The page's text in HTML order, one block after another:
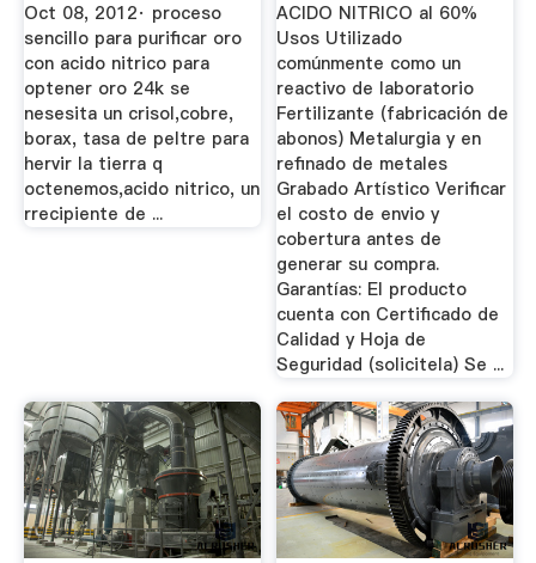
Oct 08, 2012· proceso
sencillo para purificar oro
con acido nitrico para
optener oro 24k se
nesesita un crisol,cobre,
borax, tasa de peltre para
hervir la tierra q
octenemos,acido nitrico, un
rrecipiente de ...
ACIDO NITRICO al 60%
Usos Utilizado
comúnmente como un
reactivo de laboratorio
Fertilizante (fabricación de
abonos) Metalurgia y en
refinado de metales
Grabado Artístico Verificar
el costo de envio y
cobertura antes de
generar su compra.
Garantías: El producto
cuenta con Certificado de
Calidad y Hoja de
Seguridad (solicitela) Se ...